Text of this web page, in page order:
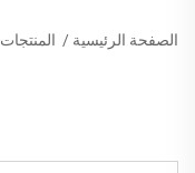
الصفحة الرئيسية / المنتجات